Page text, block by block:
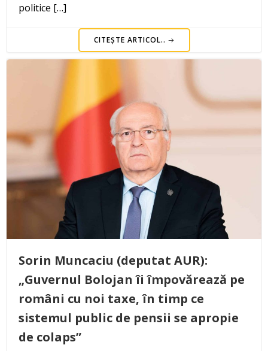
politice […]
CITEȘTE ARTICOL..
Sorin Muncaciu (deputat AUR):
„Guvernul Bolojan îi împovărează pe
români cu noi taxe, în timp ce
sistemul public de pensii se apropie
de colaps”